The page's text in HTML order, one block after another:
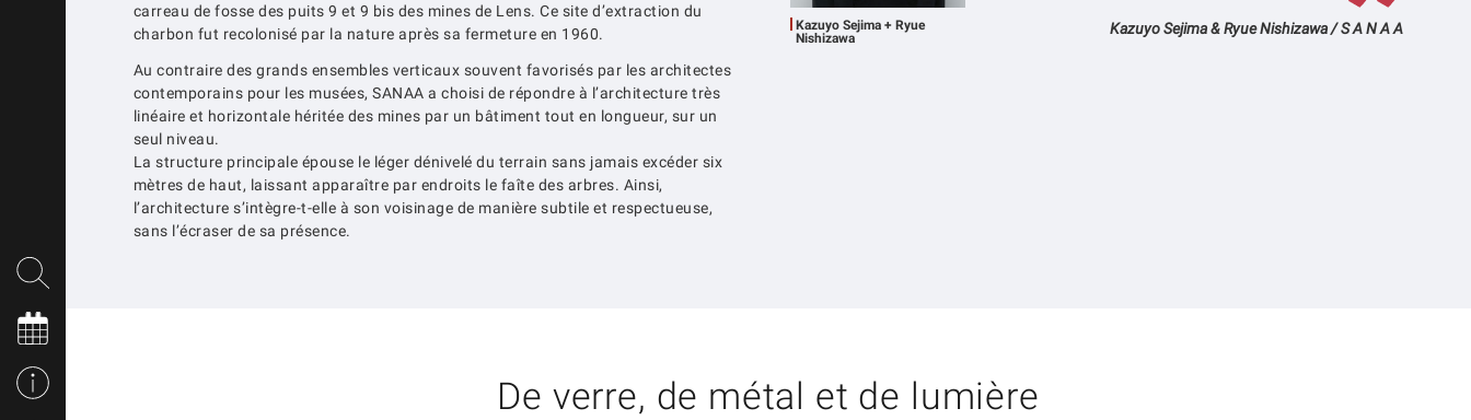
carreau de fosse des puits 9 et 9 bis des mines de Lens. Ce site d’extraction du
charbon fut recolonisé par la nature après sa fermeture en 1960.
Au contraire des grands ensembles verticaux souvent favorisés par les architectes
contemporains pour les musées, SANAA a choisi de répondre à l’architecture très
linéaire et horizontale héritée des mines par un bâtiment tout en longueur, sur un
seul niveau.
La structure principale épouse le léger dénivelé du terrain sans jamais excéder six
mètres de haut, laissant apparaître par endroits le faîte des arbres. Ainsi,
l’architecture s’intègre-t-elle à son voisinage de manière subtile et respectueuse,
sans l’écraser de sa présence.
Kazuyo Sejima + Ryue
Nishizawa
Kazuyo Sejima & Ryue Nishizawa / S A N A A
De verre, de métal et de lumière